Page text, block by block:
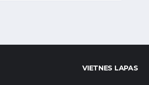
VIETNES LAPAS